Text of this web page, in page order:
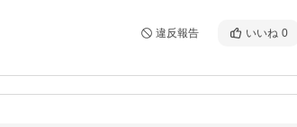
違反報告 いいね 0